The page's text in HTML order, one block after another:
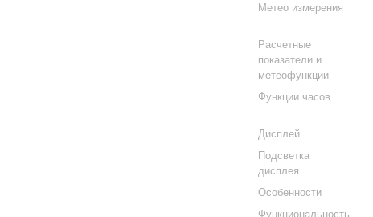
Метео измерения
Расчетные
показатели и
метеофункции
Функции часов
Дисплей
Подсветка
дисплея
Особенности
Функциональность